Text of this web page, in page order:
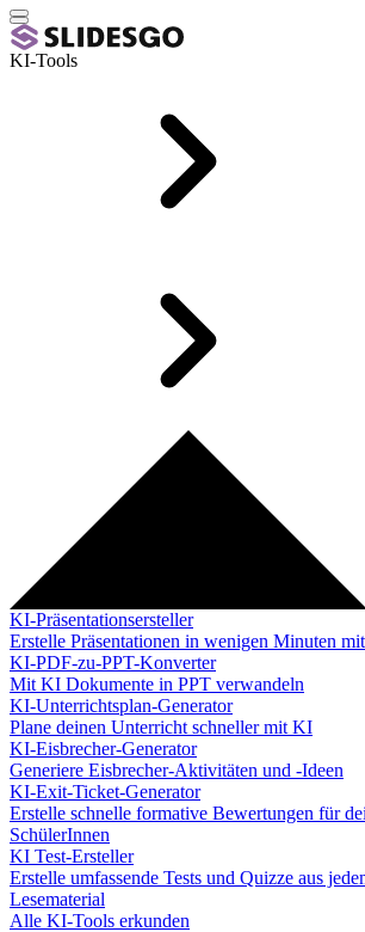
KI-Tools
KI-Präsentationsersteller
Erstelle Präsentationen in wenigen Minuten
KI-PDF-zu-PPT-Konverter
Mit KI Dokumente in PPT verwandeln
KI-Unterrichtsplan-Generator
Plane deinen Unterricht schneller mit KI
KI-Eisbrecher-Generator
Generiere Eisbrecher-Aktivitäten und -Ideen
KI-Exit-Ticket-Generator
Erstelle schnelle formative Bewertungen für
SchülerInnen
KI Test-Ersteller
Erstelle umfassende Tests und Quizze aus
Lesematerial
Alle KI-Tools erkunden